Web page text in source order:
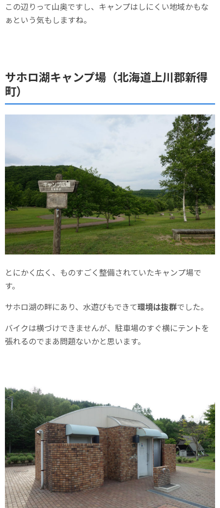
この辺りって山奥ですし、キャンプはしにくい地域かもな
ぁという気もしますね。
サホロ湖キャンプ場（北海道上川郡新得
町）
とにかく広く、ものすごく整備されていたキャンプ場で
す。
サホロ湖の畔にあり、水遊びもできて環境は抜群でした。
バイクは横づけできませんが、駐車場のすぐ横にテントを
張れるのでまあ問題ないかと思います。